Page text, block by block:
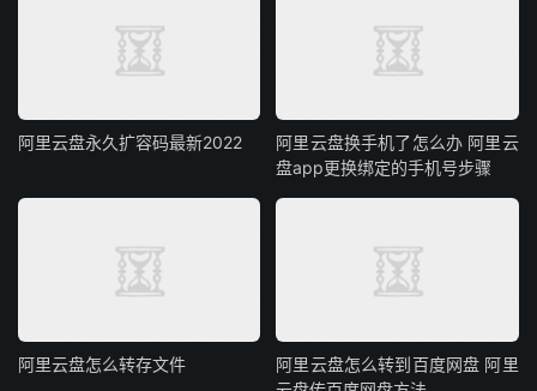
阿里云盘永久扩容码最新2022
阿里云盘换手机了怎么办 阿里云
盘app更换绑定的手机号步骤
阿里云盘怎么转存文件
阿里云盘怎么转到百度网盘 阿里